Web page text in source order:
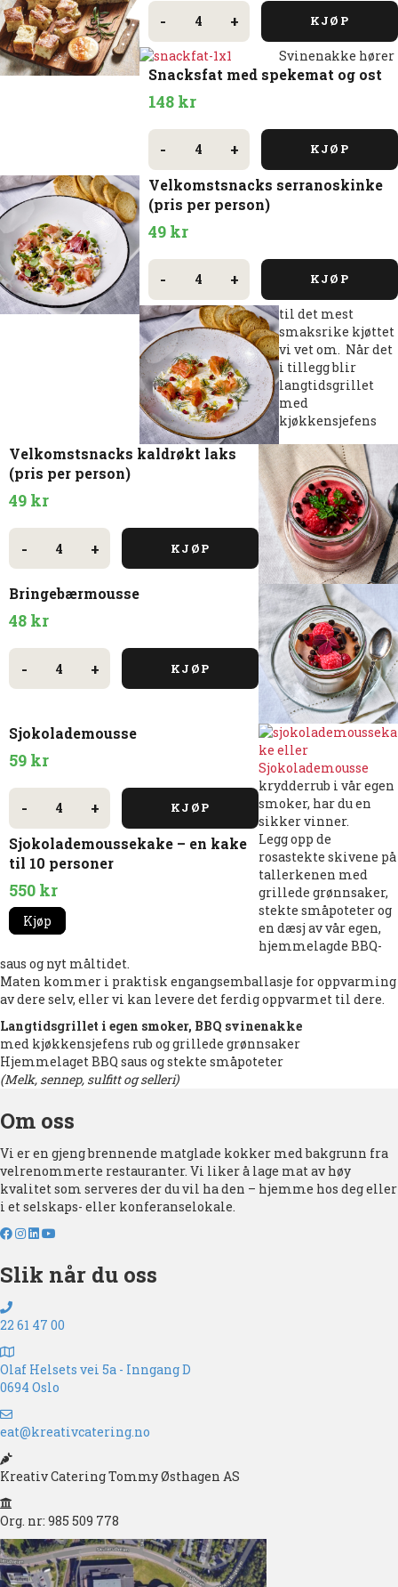
-
Focaccia
og
aioli
antall
+ KJØP
Snacksfat med spekemat og ost
148 kr
-
Snacksfat
med
spekemat
og
ost
antall
+ KJØP
Velkomstsnacks serranoskinke
(pris per person)
49 kr
-
Velkomstsnacks
serranoskinke
(pris
per
person)
antall
+ KJØP
Velkomstsnacks kaldrøkt laks
(pris per person)
49 kr
-
Velkomstsnacks
kaldrøkt
laks
(pris
person)
+ KJØP
Bringebærmousse
48 kr
-
Bringebærmousse
antall + KJØP
Sjokolademousse
59 kr
-
Sjokolademousse
antall + KJØP
Sjokolademoussekake – en kake
til 10 personer
550 kr
Kjøp
Svinenakke hører
til det mest
smaksrike kjøttet
vi vet om. Når det
i tillegg blir
langtidsgrillet
med
kjøkkensjefens
krydderrub i vår egen
smoker, har du en
sikker vinner.
Legg opp de
rosastekte skivene på
tallerkenen med
grillede grønnsaker,
stekte småpoteter og
en dæsj av vår egen,
hjemmelagde BBQ-
saus og nyt måltidet.
Maten kommer i praktisk engangsemballasje for oppvarming
av dere selv, eller vi kan levere det ferdig oppvarmet til dere.
Langtidsgrillet i egen smoker, BBQ svinenakke
med kjøkkensjefens rub og grillede grønnsaker
Hjemmelaget BBQ saus og stekte småpoteter
(Melk, sennep, sulfitt og selleri)
Om oss
Vi er en gjeng brennende matglade kokker med bakgrunn fra
velrenommerte restauranter. Vi liker å lage mat av høy
kvalitet som serveres der du vil ha den – hjemme hos deg eller
i et selskaps- eller konferanselokale.
Slik når du oss
22 61 47 00
Olaf Helsets vei 5a - Inngang D
0694 Oslo
eat@kreativcatering.no
Kreativ Catering Tommy Østhagen AS
Org. nr: 985 509 778